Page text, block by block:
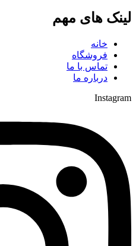
لینک های مهم
خانه
فروشگاه
تماس با ما
درباره ما
Instagram